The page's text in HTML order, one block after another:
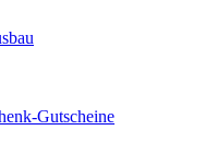
Gutscheine